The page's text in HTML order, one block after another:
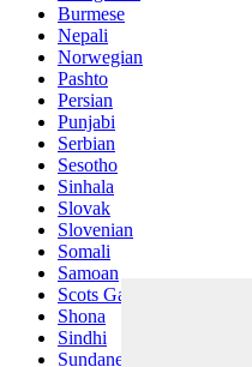
Burmese
Nepali
Norwegian
Pashto
Persian
Punjabi
Serbian
Sesotho
Sinhala
Slovak
Slovenian
Somali
Samoan
Scots Gaelic
Shona
Sindhi
Sundanese